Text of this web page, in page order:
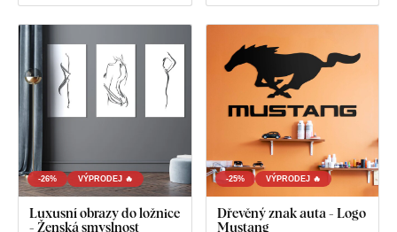
-26% VÝPRODEJ 🔥
Luxusní obrazy do ložnice
- Ženská smyslnost
-25% VÝPRODEJ 🔥
Dřevěný znak auta - Logo
Mustang